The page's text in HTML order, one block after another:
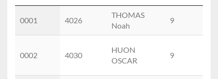
Nom
Prénom
0001
4026
THOMAS
Noah
9
0002 4030
HUON
OSCAR
9